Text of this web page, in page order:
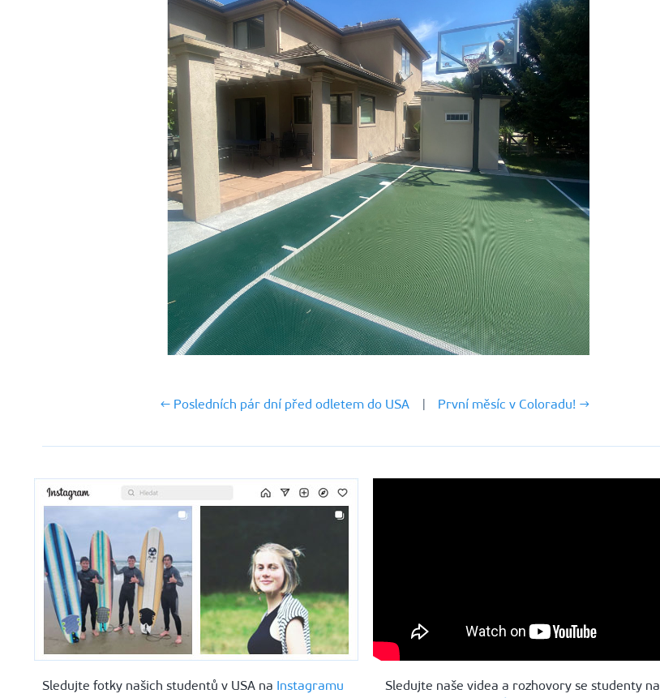
← Posledních pár dní před odletem do USA | První měsíc v Coloradu! →
Sledujte fotky našich studentů v USA na Instagramu
Sledujte naše videa a rozhovory se studenty na